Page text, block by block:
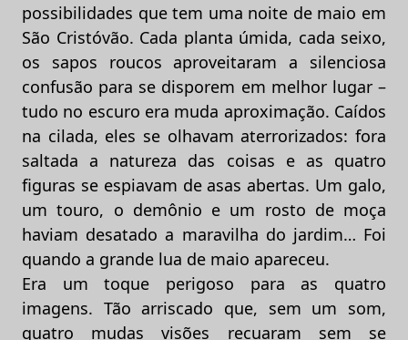
possibilidades que tem uma noite de maio em
São Cristóvão. Cada planta úmida, cada seixo,
os sapos roucos aproveitaram a silenciosa
confusão para se disporem em melhor lugar –
tudo no escuro era muda aproximação. Caídos
na cilada, eles se olhavam aterrorizados: fora
saltada a natureza das coisas e as quatro
figuras se espiavam de asas abertas. Um galo,
um touro, o demônio e um rosto de moça
haviam desatado a maravilha do jardim… Foi
quando a grande lua de maio apareceu.
Era um toque perigoso para as quatro
imagens. Tão arriscado que, sem um som,
quatro mudas visões recuaram sem se